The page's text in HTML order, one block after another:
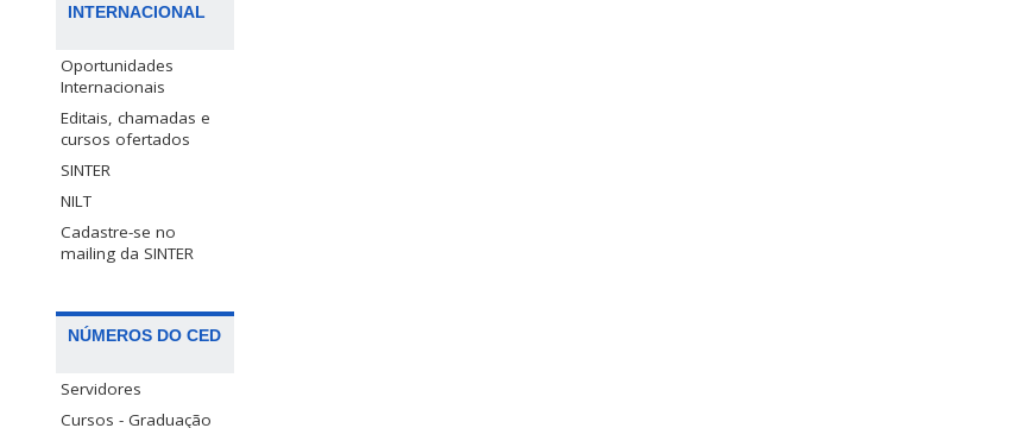
INTERNACIONAL
Oportunidades
Internacionais
Editais, chamadas e
cursos ofertados
SINTER
NILT
Cadastre-se no
mailing da SINTER
NÚMEROS DO CED
Servidores
Cursos - Graduação